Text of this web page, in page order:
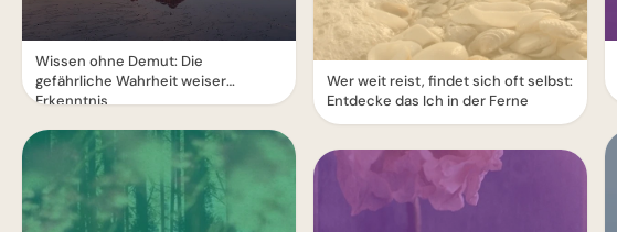
Wissen ohne Demut: Die
gefährliche Wahrheit weiser
Erkenntnis
Wer weit reist, findet sich oft selbst:
Entdecke das Ich in der Ferne